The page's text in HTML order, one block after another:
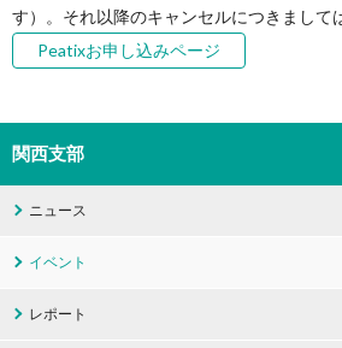
す）。それ以降のキャンセルにつきまして
Peatixお申し込みページ
関西支部
ニュース
イベント
レポート